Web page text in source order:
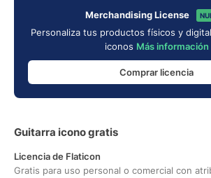
Merchandising License
Personaliza tus productos físicos y
iconos Más información
Comprar licencia
Guitarra icono gratis
Licencia de Flaticon
Gratis para uso personal o comercial con